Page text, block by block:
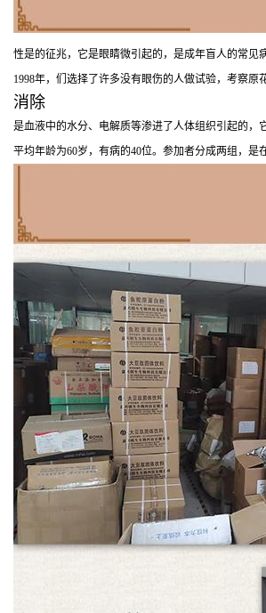
性是的征兆，它是眼睛微引起的，是成年盲人的常见
1998年，们选择了许多没有眼伤的人做试验，考察
消除
是血液中的水分、电解质等渗进了人体组织引起的
平均年龄为60岁，有病的40位。参加者分成两组，是